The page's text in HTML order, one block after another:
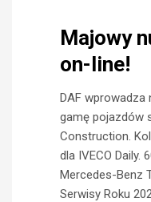
Majowy
on-line!
DAF wprowadza
gamę pojazdów
Construction.
dla IVECO Daily.
Mercedes-Benz
Serwisy Roku